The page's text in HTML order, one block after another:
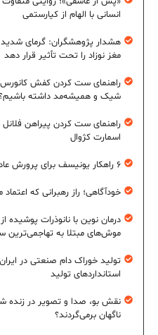
انسانی با الهام از کیارستمی
هشدار پژوهشگران: گرمای شدید
مغز نوزاد را تحت تأثیر قرار دهد
شیک و همیشه‌مد داشته باشیم؟
راهنمای ست کردن پیراهن فلانل
اسمارت کژوال
۶ راهکار یونیسف برای پرورش عادت‌های غذایی سالم در کودکان
خودآگاهی؛ راز رهبرانی که
موش‌های مبتلا به تهاجمی‌ترین
تولید خوراک دام صنعتی در
استانداردهای تولید
نقش بو، صدا و تصویر در زنده
ناگهان برمی‌گردند؟